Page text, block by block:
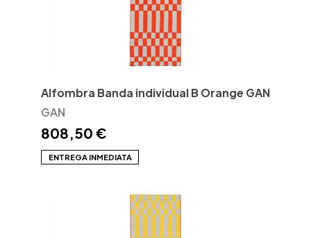
Alfombra Banda individual B Orange GAN
GAN
808,50 €
ENTREGA INMEDIATA